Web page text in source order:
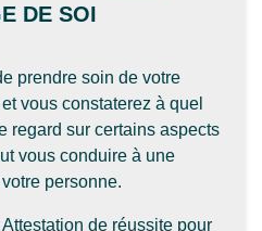
DE SOI
prendre soin de votre
vous constaterez à quel
regard sur certains aspects
vous conduire à une
personne.
Attestation de réussite pour